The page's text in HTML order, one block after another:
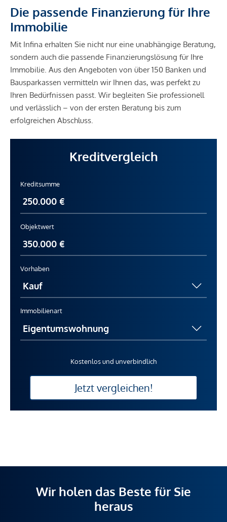
Die passende Finanzierung für Ihre
Immobilie
Mit Infina erhalten Sie nicht nur eine unabhängige Beratung,
sondern auch die passende Finanzierungslösung für Ihre
Immobilie. Aus den Angeboten von über 150 Banken und
Bausparkassen vermitteln wir Ihnen das, was perfekt zu
Ihren Bedürfnissen passt. Wir begleiten Sie professionell
und verlässlich – von der ersten Beratung bis zum
erfolgreichen Abschluss.
Kreditvergleich
Kreditsumme
Objektwert
Vorhaben
Immobilienart
Kostenlos und unverbindlich
Jetzt vergleichen!
Wir holen das Beste für Sie
heraus